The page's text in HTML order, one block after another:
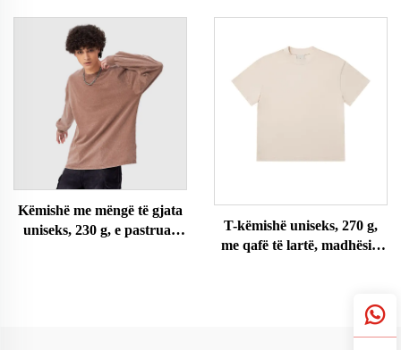
Këmishë me mëngë të gjata
uniseks, 230 g, e pastruar
T-këmishë uniseks, 270 g,
me qafë të lartë, madhësi e